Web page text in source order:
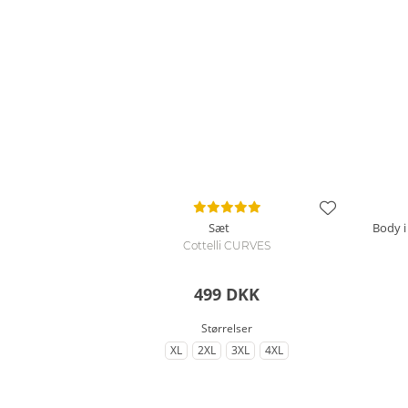
Sæt
Cottelli CURVES
499 DKK
Størrelser
til Størrelse
XL til Størrelse
2XL til Størrelse
3XL til Størrelse
4XL
Body